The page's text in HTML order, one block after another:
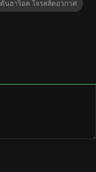
นฮาร็อค โจรสลัดอวกาศ